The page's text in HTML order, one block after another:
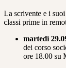
La scrivente e i
classi prime in
martedì
dei corso
ore 18.00 su